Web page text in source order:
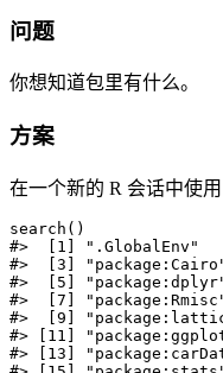
问题
你想知道包里有什么。
方案
在一个新的 R 会话中使用
search()
#>  [1] ".GlobalEnv"
#>  [3]
#>  [5]
#>  [7]
#>  [9]
#> [11]
#> [13]